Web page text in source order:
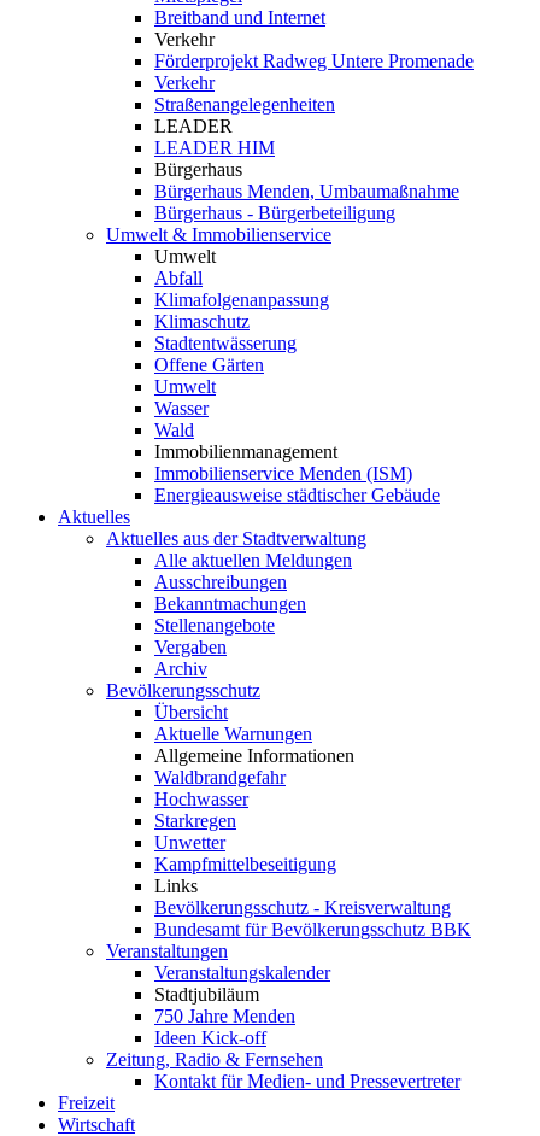
Breitband und Internet
Verkehr
Förderprojekt Radweg Untere Promenade
Verkehr
Straßenangelegenheiten
LEADER
LEADER HIM
Bürgerhaus
Bürgerhaus Menden, Umbaumaßnahme
Bürgerhaus - Bürgerbeteiligung
Umwelt & Immobilienservice
Umwelt
Abfall
Klimafolgenanpassung
Klimaschutz
Stadtentwässerung
Offene Gärten
Umwelt
Wasser
Wald
Immobilienmanagement
Immobilienservice Menden (ISM)
Energieausweise städtischer Gebäude
Aktuelles
Aktuelles aus der Stadtverwaltung
Alle aktuellen Meldungen
Ausschreibungen
Bekanntmachungen
Stellenangebote
Vergaben
Archiv
Bevölkerungsschutz
Übersicht
Aktuelle Warnungen
Allgemeine Informationen
Waldbrandgefahr
Hochwasser
Starkregen
Unwetter
Kampfmittelbeseitigung
Links
Bevölkerungsschutz - Kreisverwaltung
Bundesamt für Bevölkerungsschutz BBK
Veranstaltungen
Veranstaltungskalender
Stadtjubiläum
750 Jahre Menden
Ideen Kick-off
Zeitung, Radio & Fernsehen
Kontakt für Medien- und Pressevertreter
Freizeit
Wirtschaft